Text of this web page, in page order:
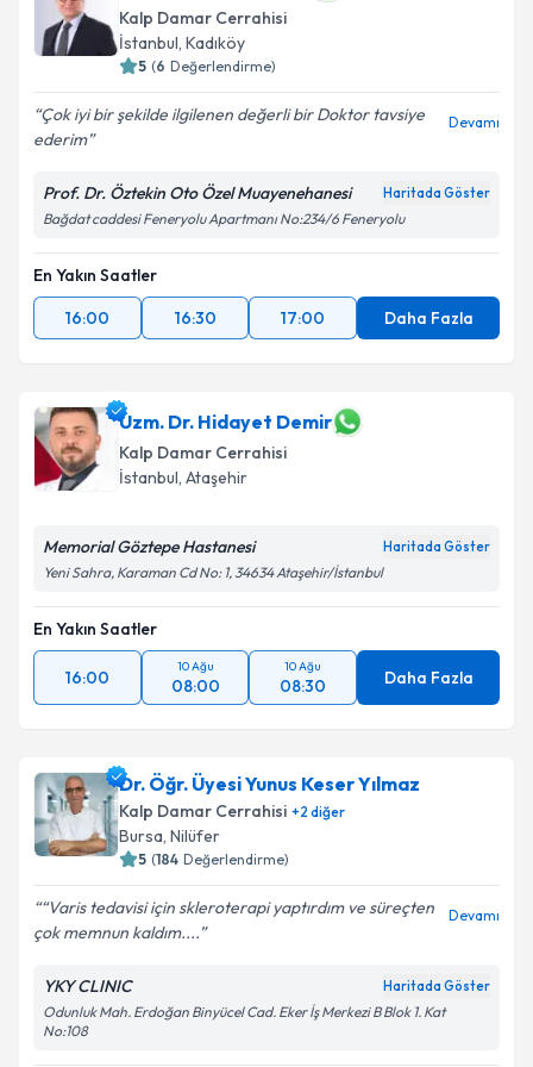
takvimi talebi oluşturun. Size bu uzmandan randevu
almanız için bir takvim hazırlandığında e-posta ile
bilgilendireceğiz.
E-posta Adresiniz
Kişisel verilerimin işlenmesine ilişkinAydınlatma
kapsamda işlenmesini kabul ediyorum.
Takvim Talebini Gönder
Kalp Damar Cerrahisi
İstanbul, Kadıköy
5 (6 Değerlendirme)
Çok iyi bir şekilde ilgilenen değerli bir Doktor tavsiye
ederim
Devamı
Prof. Dr. Öztekin Oto Özel Muayenehanesi Haritada Göster
Bağdat caddesi Feneryolu Apartmanı No:234/6 Feneryolu
En Yakın Saatler
16:00
16:30 17:00 Daha Fazla
Uzm. Dr. Hidayet Demir
Kalp Damar Cerrahisi
İstanbul, Ataşehir
Memorial Göztepe Hastanesi Haritada Göster
Yeni Sahra, Karaman Cd No: 1, 34634 Ataşehir/İstanbul
En Yakın Saatler
16:00
10 Ağu
08:00
10 Ağu
08:30 Daha Fazla
Dr. Öğr. Üyesi Yunus Keser Yılmaz
Kalp Damar Cerrahisi +2 diğer
Bursa, Nilüfer
5 (184 Değerlendirme)
“Varis tedavisi için skleroterapi yaptırdım ve süreçten
çok memnun kaldım....
Devamı
YKY CLINIC Haritada Göster
Odunluk Mah. Erdoğan Binyücel Cad. Eker İş Merkezi B Blok 1. Kat
No:108